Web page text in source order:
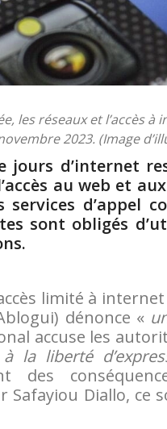
les réseaux et l’accès
2023. (Image
jours d’internet
au web et
services d’appel
sont obligés
limité à
dénonce «
accuse les
la liberté
des
Safayiou Diallo, ce